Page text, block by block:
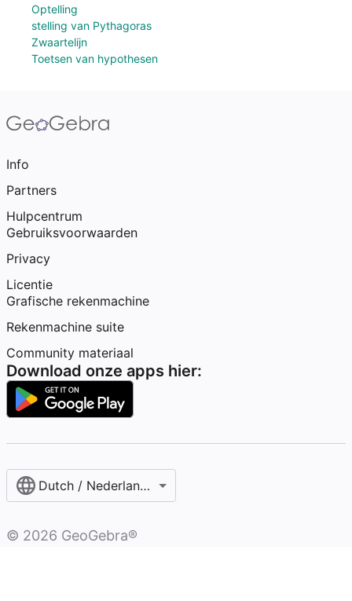
Optelling
stelling van Pythagoras
Zwaartelijn
Toetsen van hypothesen
Info
Partners
Hulpcentrum
Gebruiksvoorwaarden
Privacy
Licentie
Grafische rekenmachine
Rekenmachine suite
Community materiaal
Download onze apps hier:
Dutch / Nederlands‎ (België)‎
© 2026 GeoGebra®